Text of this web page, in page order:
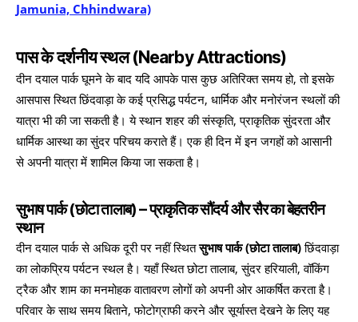
Jamunia, Chhindwara)
पास के दर्शनीय स्थल (Nearby Attractions)
दीन दयाल पार्क घूमने के बाद यदि आपके पास कुछ अतिरिक्त समय हो, तो इसके
आसपास स्थित छिंदवाड़ा के कई प्रसिद्ध पर्यटन, धार्मिक और मनोरंजन स्थलों की
यात्रा भी की जा सकती है। ये स्थान शहर की संस्कृति, प्राकृतिक सुंदरता और
धार्मिक आस्था का सुंदर परिचय कराते हैं। एक ही दिन में इन जगहों को आसानी
से अपनी यात्रा में शामिल किया जा सकता है।
सुभाष पार्क (छोटा तालाब) – प्राकृतिक सौंदर्य और सैर का बेहतरीन
स्थान
दीन दयाल पार्क से अधिक दूरी पर नहीं स्थितसुभाष पार्क (छोटा तालाब)छिंदवाड़ा
का लोकप्रिय पर्यटन स्थल है। यहाँ स्थित छोटा तालाब, सुंदर हरियाली, वॉकिंग
ट्रैक और शाम का मनमोहक वातावरण लोगों को अपनी ओर आकर्षित करता है।
परिवार के साथ समय बिताने, फोटोग्राफी करने और सूर्यास्त देखने के लिए यह